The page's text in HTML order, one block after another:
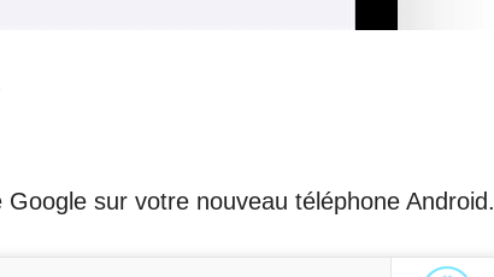
sur votre nouveau téléphone Android.